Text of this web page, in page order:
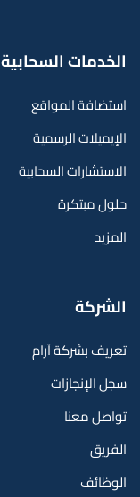
الخدمات السحابية
استضافة المواقع
الإيميلات الرسمية
الاستشارات السحابية
حلول مبتكرة
المزيد
الشركة
تعريف بشركة آرام
سجل الإنجازات
تواصل معنا
الفريق
الوظائف